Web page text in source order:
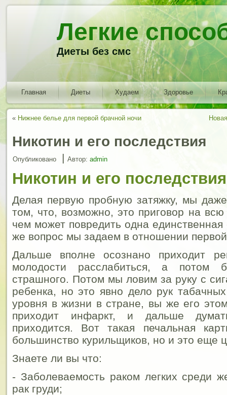
Легкие
Диеты без смс
Главная Диеты Худаем Здоровье
« Нижнее белье для первой брачной ночи
Никотин и его последствия
Опубликовано | Автор: admin
Никотин и его последствия
Делая первую пробную затяжку, мы
том, что, возможно, это приговор на
чем может повредить одна единственная
же вопрос мы задаем в отношении
Дальше вполне осознано приходит
молодости расслабиться, а потом
страшного. Потом мы ловим за руку с
ребенка, но это явно дело рук
уровня в жизни в стране, вы же его
приходит инфаркт, и дальше
приходится. Вот такая печальная
большинство курильщиков, но и это еще
Знаете ли вы что:
- Заболеваемость раком легких среди
рак груди;